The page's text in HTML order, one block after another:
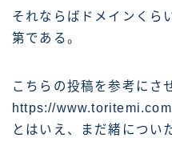
それならばドメインくら
第である。
こちらの投稿を参考にさ
https://
とはいえ、まだ緒につい